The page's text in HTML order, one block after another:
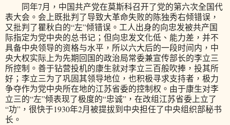
同年7月，中国共产党在莫斯科召开了党的第六次全国代
表大会。会上既批判了导致大革命失败的陈独秀右倾错误，
又批判了瞿秋白的“左”倾错误。工人出身的向忠发被共产国
际指定为党中央的总书记；但向忠发文化低、能力差，并不
具备中央领导的资格与水平，所以六大后的一段时间内，中
央大权实际上为先期回国的政治局常委兼宣传部长的李立三
所控制。善于钻营投机的康生就对李立三百般吹捧，投其所
好；李立三为了巩固其领导地位，也积极寻求支持者，极力
争夺作为党中央所在地的江苏省委的控制权。由于康生对李
立三的“左”倾表现了极度的“忠诚”，在改组江苏省委上立了
“功”，很快于1930年2月被提拔到中央担任了中央组织部秘书
长。